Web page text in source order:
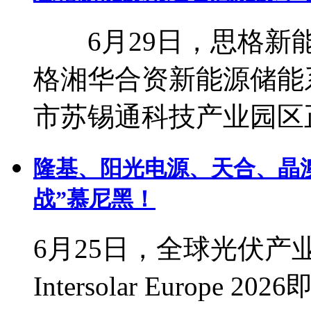
6月29日，思格新能
格湘华合资新能源储
市苏锡通科技产业园
隆基、阳光电源、天合、
战”慕尼黑！
6月25日，全球光伏
Intersolar Europe